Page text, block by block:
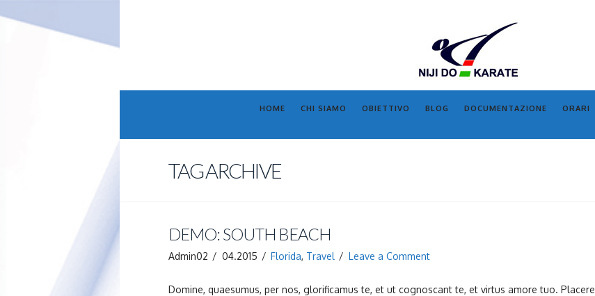
HOME CHI SIAMO OBIETTIVO BLOG DOCUMENTAZIONE ORARI
TAG ARCHIVE
DEMO: SOUTH BEACH
Admin02 04.2015 Florida, Travel Leave a Comment
Domine, quaesumus, per nos, glorificamus te, et ut cognoscant te, et virtus amore tuo. Placere